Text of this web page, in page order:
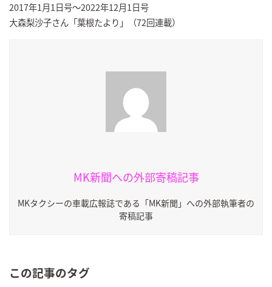
2017年1月1日号～2022年12月1日号
大森梨沙子さん「葉根たより」（72回連載）
MK新聞への外部寄稿記事
MKタクシーの車載広報誌である「MK新聞」への外部執筆者の
寄稿記事
この記事のタグ